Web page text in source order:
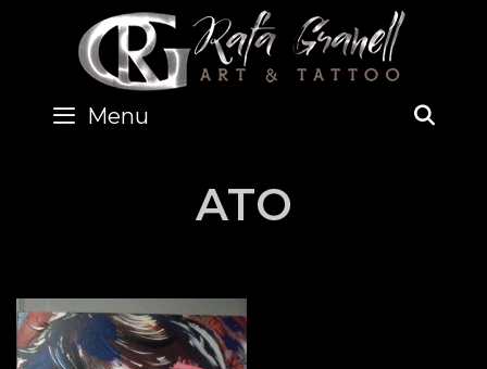
content
Menu
ATO